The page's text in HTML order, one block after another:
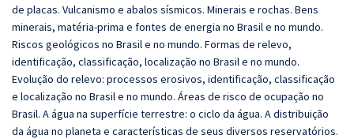
de placas. Vulcanismo e abalos sísmicos. Minerais e rochas. Bens
minerais, matéria-prima e fontes de energia no Brasil e no mundo.
Riscos geológicos no Brasil e no mundo. Formas de relevo,
identificação, classificação, localização no Brasil e no mundo.
Evolução do relevo: processos erosivos, identificação, classificação
e localização no Brasil e no mundo. Áreas de risco de ocupação no
Brasil. A água na superfície terrestre: o ciclo da água. A distribuição
da água no planeta e características de seus diversos reservatórios.